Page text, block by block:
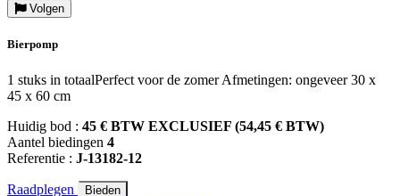
Volgen
Bierpomp
1 stuks in totaalPerfect voor de zomer Afmetingen: ongeveer 30 x
45 x 60 cm
Huidig bod : 45 € BTW EXCLUSIEF (54,45 € BTW)
Aantel biedingen 4
Referentie : J-13182-12
Raadplegen Bieden